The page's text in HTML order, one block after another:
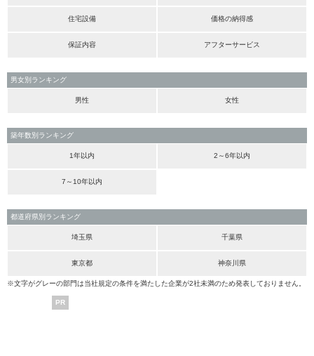
住宅設備 価格の納得感
保証内容 アフターサービス
男女別ランキング
男性 女性
築年数別ランキング
1年以内 2～6年以内
7～10年以内
都道府県別ランキング
埼玉県 千葉県
東京都 神奈川県
※文字がグレーの部門は当社規定の条件を満たした企業が2社未満のため発表しておりません。
PR